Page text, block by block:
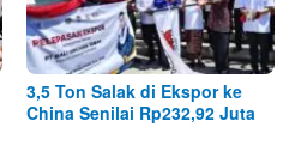
3,5 Ton Salak di Ekspor ke
China Senilai Rp232,92 Juta